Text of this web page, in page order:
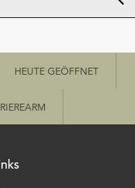
HEUTE GEÖFFNET